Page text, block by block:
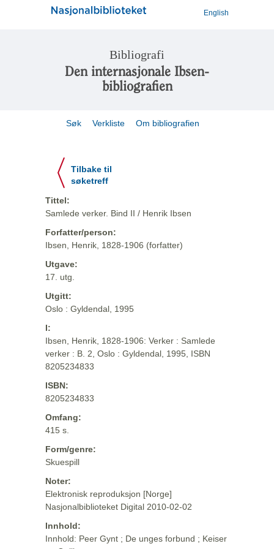
English
Bibliografi
Den internasjonale Ibsen-
bibliografien
Søk Verkliste Om bibliografien
Tilbake til
søketreff
Tittel:
Samlede verker. Bind II / Henrik Ibsen
Forfatter/person:
Ibsen, Henrik, 1828-1906 (forfatter)
Utgave:
17. utg.
Utgitt:
Oslo : Gyldendal, 1995
I:
Ibsen, Henrik, 1828-1906: Verker : Samlede
verker : B. 2, Oslo : Gyldendal, 1995, ISBN
8205234833
ISBN:
8205234833
Omfang:
415 s.
Form/genre:
Skuespill
Noter:
Elektronisk reproduksjon [Norge]
Nasjonalbiblioteket Digital 2010-02-02
Innhold:
Innhold: Peer Gynt ; De unges forbund ; Keiser